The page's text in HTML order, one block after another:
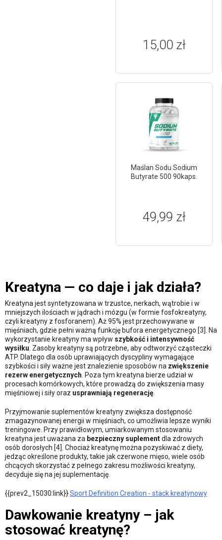
15,00 zł
Maślan Sodu Sodium
Butyrate 500 90kaps.
49,99 zł
Kreatyna — co daje i jak działa?
Kreatyna jest syntetyzowana w trzustce, nerkach, wątrobie i w
mniejszych ilościach w jądrach i mózgu (w formie fosfokreatyny,
czyli kreatyny z fosforanem). Aż 95% jest przechowywane w
mięśniach, gdzie pełni ważną funkcję bufora energetycznego [3]. Na
wykorzystanie kreatyny ma wpływ szybkość i intensywność
wysiłku . Zasoby kreatyny są potrzebne, aby odtworzyć cząsteczki
ATP. Dlatego dla osób uprawiających dyscypliny wymagające
szybkości i siły ważne jest znalezienie sposobów na zwiększenie
rezerw energetycznych . Poza tym kreatyna bierze udział w
procesach komórkowych, które prowadzą do zwiększenia masy
mięśniowej i siły oraz usprawniają regenerację
Przyjmowanie suplementów kreatyny zwiększa dostępność
zmagazynowanej energii w mięśniach, co umożliwia lepsze wyniki
treningowe. Przy prawidłowym, umiarkowanym stosowaniu
kreatyna jest uważana za bezpieczny suplementdla zdrowych
osób dorosłych [4]. Chociaż kreatynę można pozyskiwać z diety,
jedząc określone produkty, takie jak czerwone mięso, wiele osób
chcących skorzystać z pełnego zakresu możliwości kreatyny,
decyduje się na jej suplementację.
{{prev2_15030:link}}Sport Definition Creation - stack kreatynowy
Dawkowanie kreatyny – jak
stosować kreatynę?